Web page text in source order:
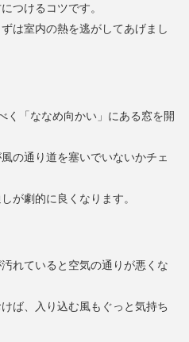
つけるコツです。
は室内の熱を逃がしてあげまし
く「ななめ向かい」にある窓を開
の通り道を塞いでいないかチェ
が劇的に良くなります。
れていると空気の通りが悪くな
ば、入り込む風もぐっと気持ち